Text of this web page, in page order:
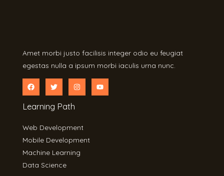
Amet morbi justo facilisis integer odio eu feugiat
egestas nulla a ipsum morbi iaculis urna nunc.
Learning Path
Web Development
Mobile Development
Machine Learning
Data Science